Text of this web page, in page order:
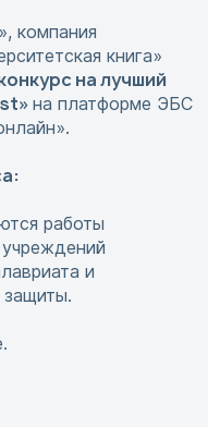
компания
книга»
на лучший
на платформе ЭБС
работы
и